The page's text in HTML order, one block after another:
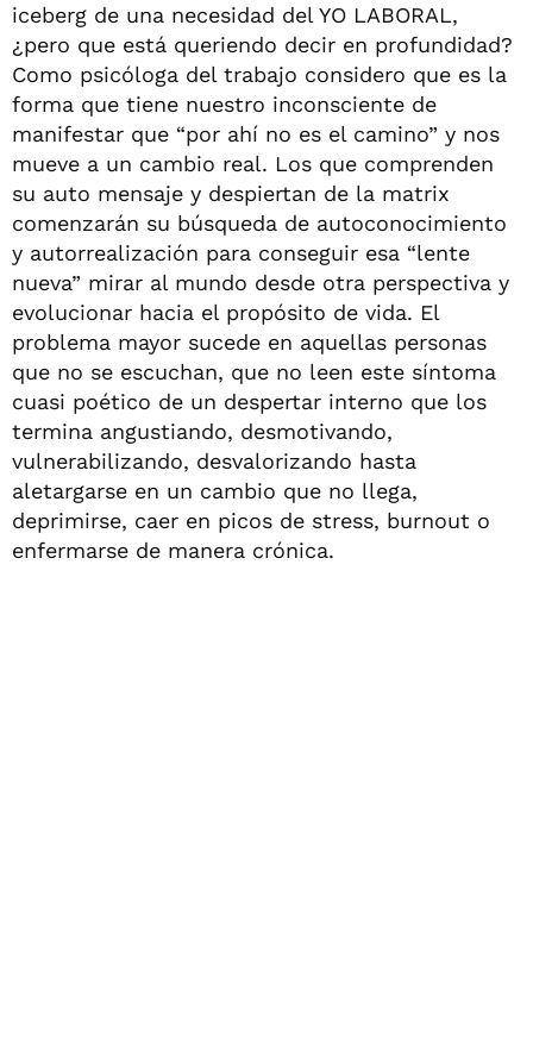
iceberg de una necesidad del YO LABORAL,
¿pero que está queriendo decir en profundidad?
Como psicóloga del trabajo considero que es la
forma que tiene nuestro inconsciente de
manifestar que “por ahí no es el camino” y nos
mueve a un cambio real. Los que comprenden
su auto mensaje y despiertan de la matrix
comenzarán su búsqueda de autoconocimiento
y autorrealización para conseguir esa “lente
nueva” mirar al mundo desde otra perspectiva y
evolucionar hacia el propósito de vida. El
problema mayor sucede en aquellas personas
que no se escuchan, que no leen este síntoma
cuasi poético de un despertar interno que los
termina angustiando, desmotivando,
vulnerabilizando, desvalorizando hasta
aletargarse en un cambio que no llega,
deprimirse, caer en picos de stress, burnout o
enfermarse de manera crónica.